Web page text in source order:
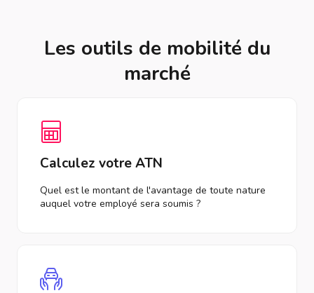
Les outils de mobilité du
marché
Calculez votre ATN
Quel est le montant de l'avantage de toute nature
auquel votre employé sera soumis ?